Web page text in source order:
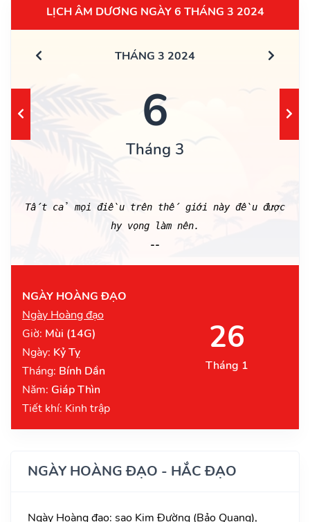
LỊCH ÂM DƯƠNG NGÀY 6 THÁNG 3 2024
THÁNG 3 2024
6
Tháng 3
Tất cả mọi điều trên thế giới này đều được
hy vọng làm nên.
--
NGÀY HOÀNG ĐẠO
Ngày Hoàng đạo
Giờ: Mùi (14G)
Ngày: Kỷ Tỵ
Tháng: Bính Dần
Năm: Giáp Thìn
Tiết khí: Kinh trập
26
Tháng 1
NGÀY HOÀNG ĐẠO - HẮC ĐẠO
Ngày Hoàng đạo: sao Kim Đường (Bảo Quang),